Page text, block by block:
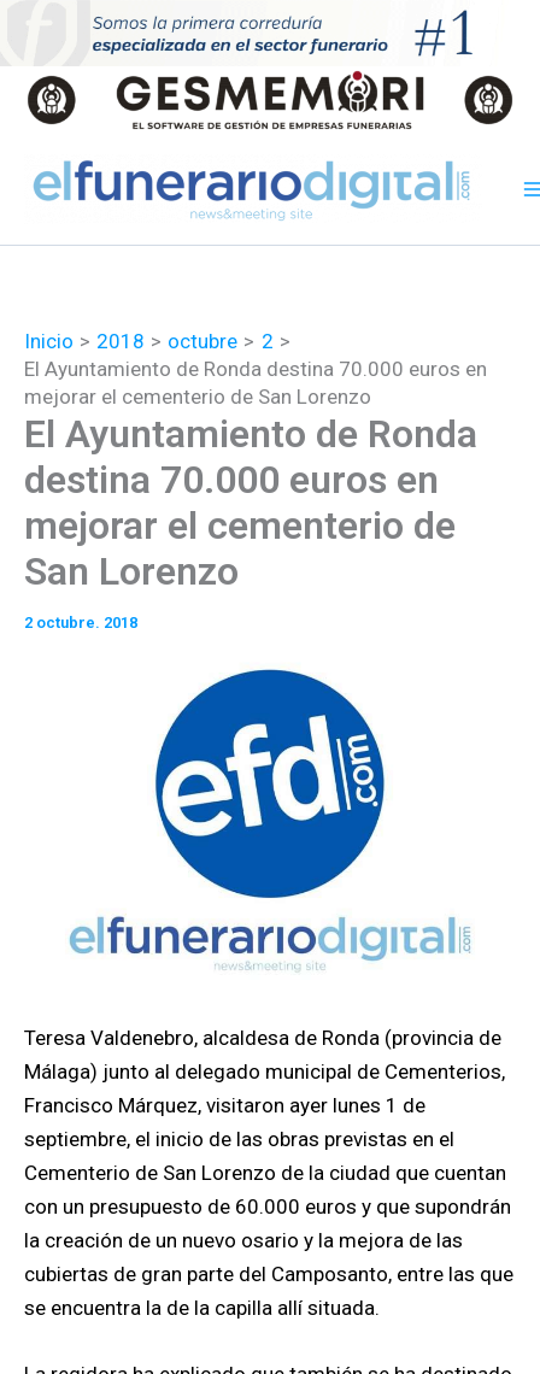
contenido
Inicio 2018 octubre
2
El Ayuntamiento de Ronda destina 70.000 euros en
mejorar el cementerio de San Lorenzo
El Ayuntamiento de Ronda
destina 70.000 euros en
mejorar el cementerio de
San Lorenzo
2 octubre. 2018
Teresa Valdenebro, alcaldesa de Ronda (provincia de
Málaga) junto al delegado municipal de Cementerios,
Francisco Márquez, visitaron ayer lunes 1 de
septiembre, el inicio de las obras previstas en el
Cementerio de San Lorenzo de la ciudad que cuentan
con un presupuesto de 60.000 euros y que supondrán
la creación de un nuevo osario y la mejora de las
cubiertas de gran parte del Camposanto, entre las que
se encuentra la de la capilla allí situada.